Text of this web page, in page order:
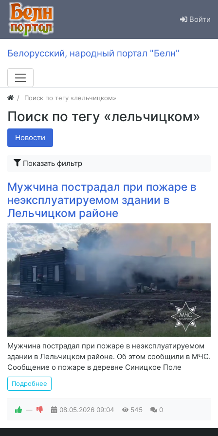
Войти
Белорусский, народный портал "Белн"
Поиск по тегу «лельчицком»
Поиск по тегу «лельчицком»
Новости
Показать фильтр
Мужчина пострадал при пожаре в
неэксплуатируемом здании в
Лельчицком районе
Мужчина пострадал при пожаре в неэксплуатируемом
здании в Лельчицком районе. Об этом сообщили в МЧС.
Сообщение о пожаре в деревне Синицкое Поле
Подробнее
— 08.05.2026 09:04 545 0